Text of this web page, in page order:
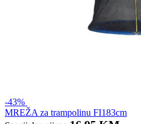
-43%
MREŽA za trampolinu FI183cm